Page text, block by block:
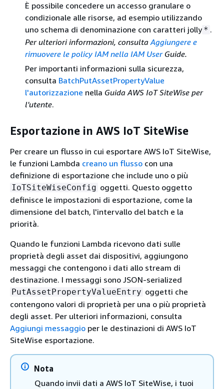
È possibile concedere un accesso granulare o
condizionale alle risorse, ad esempio utilizzando
uno schema di denominazione con caratteri jolly * .
Per ulteriori informazioni, consultaAggiungere e
rimuovere le policy IAM nella IAM UserGuide.
Per importanti informazioni sulla sicurezza,
consulta BatchPutAssetPropertyValue
l'autorizzazione nella Guida AWS IoT SiteWise per
l'utente.
Esportazione in AWS IoT SiteWise
Per creare un flusso in cui esportare AWS IoT SiteWise,
le funzioni Lambda creano un flusso con una
definizione di esportazione che include uno o più
IoTSiteWiseConfig oggetti. Questo oggetto
definisce le impostazioni di esportazione, come la
dimensione del batch, l'intervallo del batch e la
priorità.
Quando le funzioni Lambda ricevono dati sulle
proprietà degli asset dai dispositivi, aggiungono
messaggi che contengono i dati allo stream di
destinazione. I messaggi sono JSON-serialized
PutAssetPropertyValueEntry oggetti che
contengono valori di proprietà per una o più proprietà
degli asset. Per ulteriori informazioni, consulta
Aggiungi messaggio per le destinazioni di AWS IoT
SiteWise esportazione.
Nota
Quando invii dati a AWS IoT SiteWise, i tuoi